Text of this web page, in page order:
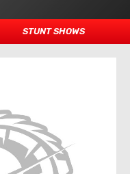
STUNT SHOWS